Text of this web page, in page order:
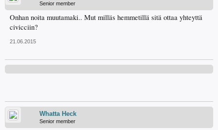
Senior member
Onhan noita muutamaki.. Mut milläs hemmetillä sitä ottaa yhteyttä
civicciin?
21.06.2015
Whatta Heck
Senior member